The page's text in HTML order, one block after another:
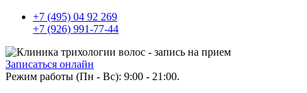
+7 (495) 04 92 269
+7 (926) 991-77-44
Записаться онлайн
Режим работы (Пн - Вс): 9:00 - 21:00.